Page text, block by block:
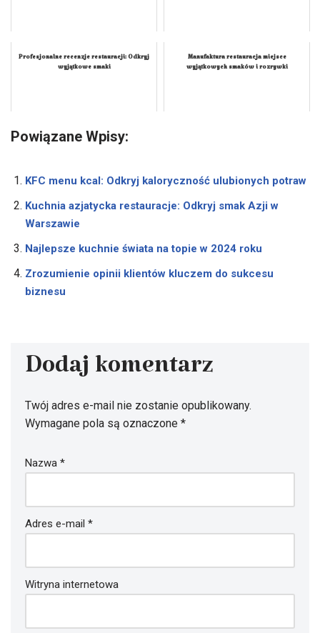
Profesjonalne recenzje restauracji: Odkryj
wyjątkowe smaki
Manufaktura restauracja miejsce
wyjątkowych smaków i rozrywki
Powiązane Wpisy:
KFC menu kcal: Odkryj kaloryczność ulubionych potraw
Kuchnia azjatycka restauracje: Odkryj smak Azji w
Warszawie
Najlepsze kuchnie świata na topie w 2024 roku
Zrozumienie opinii klientów kluczem do sukcesu
biznesu
Dodaj komentarz
Twój adres e-mail nie zostanie opublikowany.
Wymagane pola są oznaczone *
Nazwa *
Adres e-mail *
Witryna internetowa